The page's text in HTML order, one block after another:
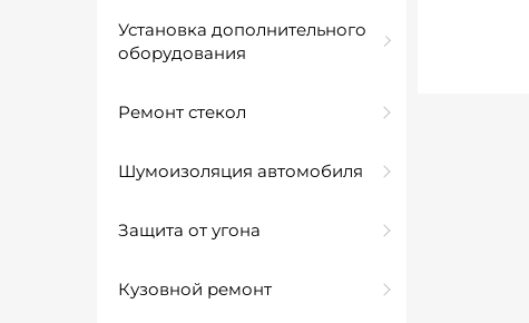
Установка дополнительного
оборудования
Ремонт стекол
Шумоизоляция автомобиля
Защита от угона
Кузовной ремонт